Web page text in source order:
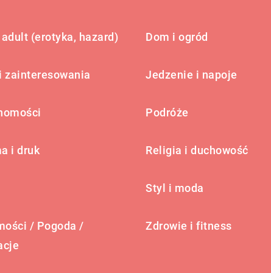
(erotyka, hazard) Dom i ogród
zainteresowania Jedzenie i napoje
Podróże
i druk Religia i duchowość
Styl i moda
/ Pogoda /
Zdrowie i fitness